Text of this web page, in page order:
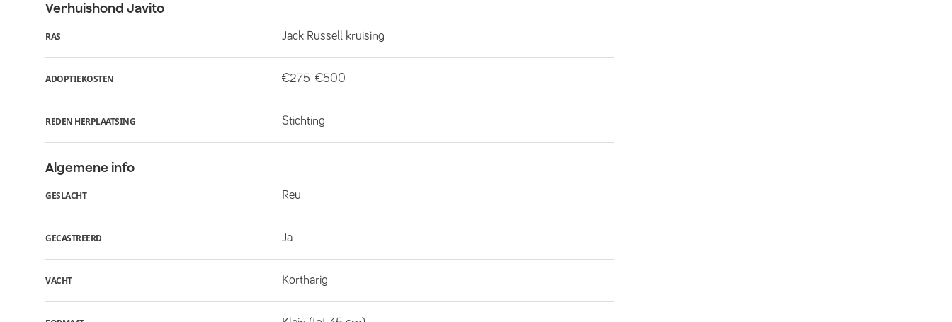
Verhuishond Javito
RAS Jack Russell kruising
ADOPTIEKOSTEN €275-€500
REDEN HERPLAATSING Stichting
Algemene info
GESLACHT Reu
GECASTREERD Ja
VACHT Kortharig